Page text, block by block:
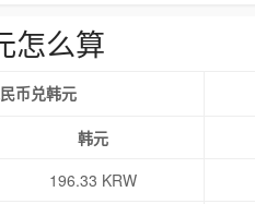
怎么算
币兑韩元
韩元
196.33 KRW